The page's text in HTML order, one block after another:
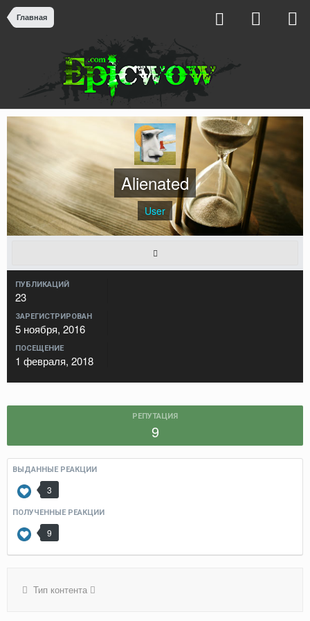
Главная
Alienated
User
ПУБЛИКАЦИЙ
23
ЗАРЕГИСТРИРОВАН
5 ноября, 2016
ПОСЕЩЕНИЕ
1 февраля, 2018
РЕПУТАЦИЯ
9
ВЫДАННЫЕ РЕАКЦИИ
3
ПОЛУЧЕННЫЕ РЕАКЦИИ
9
Тип контента